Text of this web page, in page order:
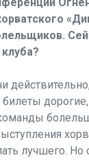
лучшего. Но